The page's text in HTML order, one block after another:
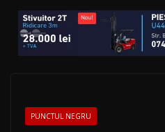
PUNCTUL NEGRU